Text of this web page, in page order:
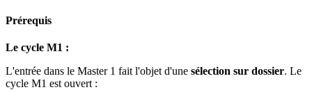
Prérequis
Le cycle M1 :
L'entrée dans le Master 1 fait l'objet d'une sélection sur dossier. Le
cycle M1 est ouvert :